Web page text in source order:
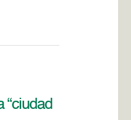
“ciudad